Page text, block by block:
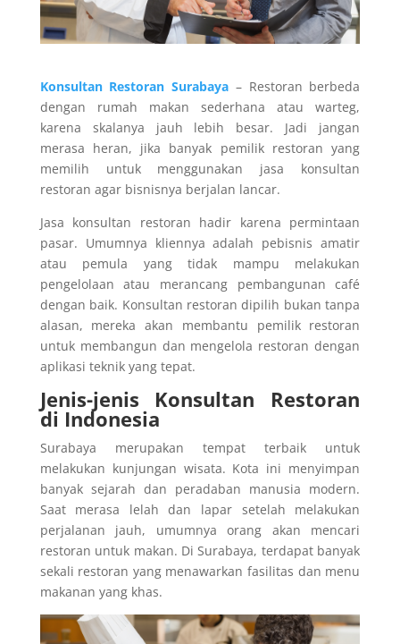
Konsultan Restoran Surabaya – Restoran berbeda
dengan rumah makan sederhana atau warteg,
karena skalanya jauh lebih besar. Jadi jangan
merasa heran, jika banyak pemilik restoran yang
memilih untuk menggunakan jasa konsultan
restoran agar bisnisnya berjalan lancar.
Jasa konsultan restoran hadir karena permintaan
pasar. Umumnya kliennya adalah pebisnis amatir
atau pemula yang tidak mampu melakukan
pengelolaan atau merancang pembangunan café
dengan baik. Konsultan restoran dipilih bukan tanpa
alasan, mereka akan membantu pemilik restoran
untuk membangun dan mengelola restoran dengan
aplikasi teknik yang tepat.
Jenis-jenis Konsultan Restoran
di Indonesia
Surabaya merupakan tempat terbaik untuk
melakukan kunjungan wisata. Kota ini menyimpan
banyak sejarah dan peradaban manusia modern.
Saat merasa lelah dan lapar setelah melakukan
perjalanan jauh, umumnya orang akan mencari
restoran untuk makan. Di Surabaya, terdapat banyak
sekali restoran yang menawarkan fasilitas dan menu
makanan yang khas.